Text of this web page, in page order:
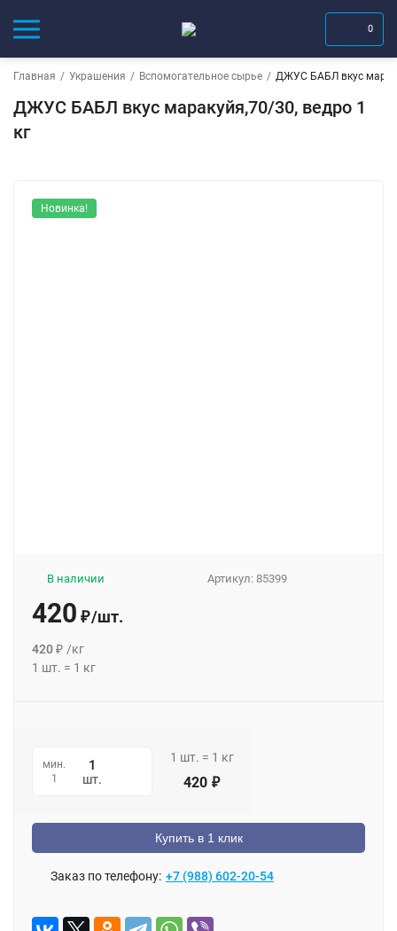
0
Главная / Украшения / Вспомогательное сырье / ДЖУС БАБЛ вкус
ДЖУС БАБЛ вкус маракуйя,70/30, ведро 1
кг
Новинка!
Артикул: 85399
В наличии
420 ₽/шт.
420₽ /кг
1 шт. = 1 кг
мин.
1
шт.
1 шт. = 1 кг
420 ₽
Купить в 1 клик
Заказ по телефону: +7 (988) 602-20-54